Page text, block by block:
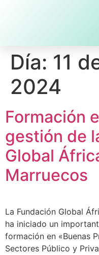
Día: 11
2024
Formación
gestión de
Global
Marruecos
La Fundación Global
ha iniciado un
formación en «Buenas
Sectores Público y